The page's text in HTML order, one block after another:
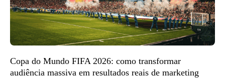
Copa do Mundo FIFA 2026: como transformar
audiência massiva em resultados reais de marketing